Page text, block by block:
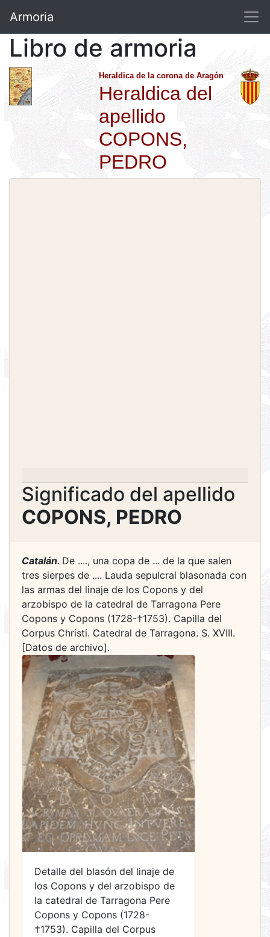
Armoria
Libro de armoria
Heraldica de la corona de Aragón
Heraldica del
apellido
COPONS,
PEDRO
Significado del apellido
COPONS, PEDRO
Catalán. De ...., una copa de ... de la que salen
tres sierpes de .... Lauda sepulcral blasonada con
las armas del linaje de los Copons y del
arzobispo de la catedral de Tarragona Pere
Copons y Copons (1728-†1753). Capilla del
Corpus Christi. Catedral de Tarragona. S. XVIII.
[Datos de archivo].
Detalle del blasón del linaje de
los Copons y del arzobispo de
la catedral de Tarragona Pere
Copons y Copons (1728-
†1753). Capilla del Corpus